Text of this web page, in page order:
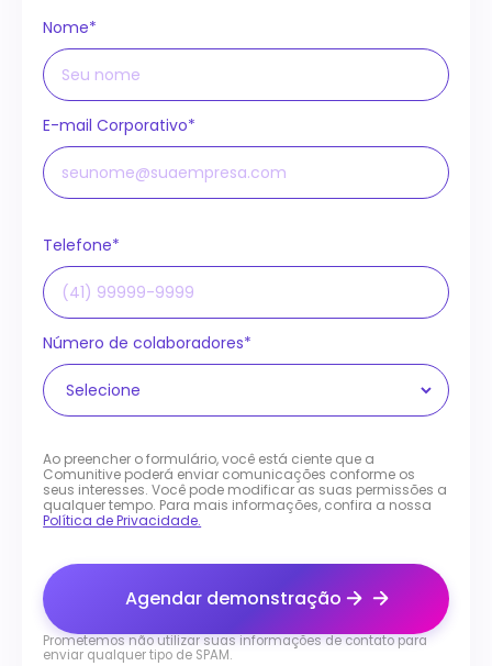
Nome*
E-mail Corporativo*
Telefone*
Número de colaboradores*
Ao preencher o formulário, você está ciente que a
Comunitive poderá enviar comunicações conforme os
seus interesses. Você pode modificar as suas permissões a
qualquer tempo. Para mais informações, confira a nossa
Política de Privacidade.
Agendar demonstração
Prometemos não utilizar suas informações de contato para
enviar qualquer tipo de SPAM.